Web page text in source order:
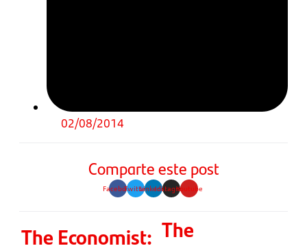
02/08/2014
Comparte este post
FacebookTwitterLinkedinInstagramYoutube
The Economist: The